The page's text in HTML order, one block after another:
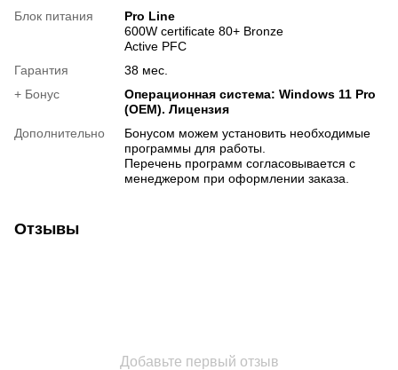
Блок питания
Pro Line
600W certificate 80+ Bronze
Active PFC
Гарантия
38 мес.
+ Бонус
Операционная система: Windows 11 Pro
(OEM). Лицензия
Дополнительно
Бонусом можем установить необходимые
программы для работы.
Перечень программ согласовывается с
менеджером при оформлении заказа.
Отзывы
Добавьте первый отзыв